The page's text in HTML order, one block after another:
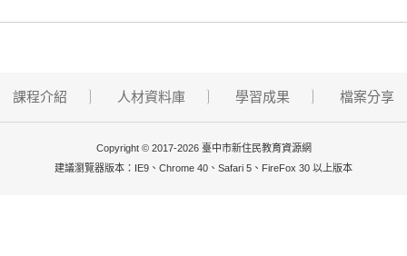
課程介紹 人材資料庫 學習成果 檔案分享
Copyright © 2017-2026 臺中市新住民教育資源網
建議瀏覽器版本：IE9、Chrome 40、Safari 5、FireFox 30 以上版本